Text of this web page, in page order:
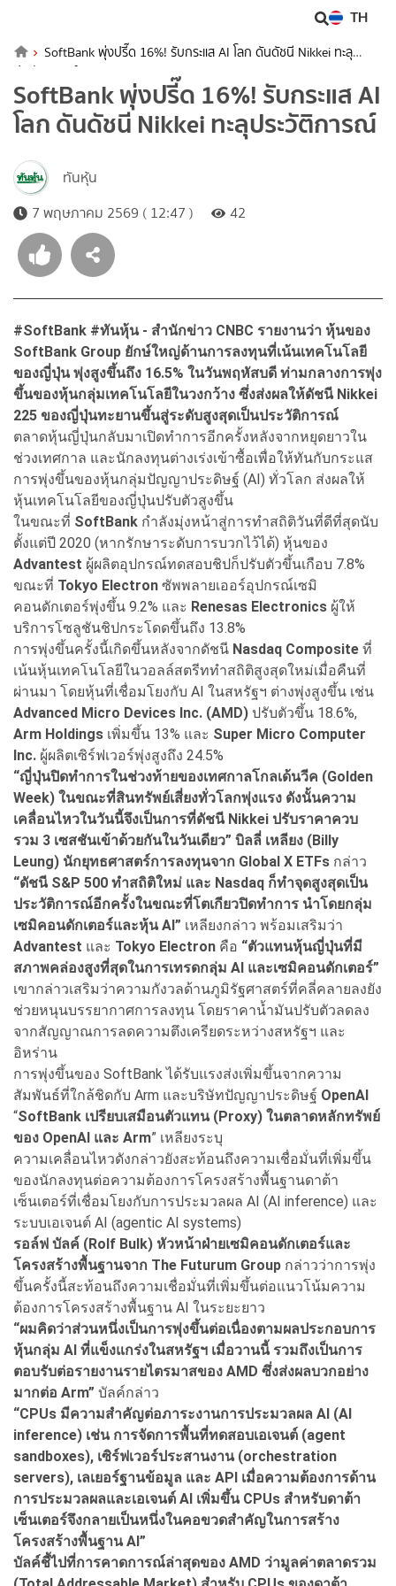
TH
SoftBank พุ่งปรี๊ด 16%! รับกระแส AI โลก ดันดัชนี Nikkei ทะลุ
ประวัติการณ์
SoftBank พุ่งปรี๊ด 16%! รับกระแส AI
โลก ดันดัชนี Nikkei ทะลุประวัติการณ์
ทันหุ้น
7 พฤษภาคม 2569 ( 12:47 )
42
#SoftBank #ทันหุ้น - สำนักข่าว CNBC รายงานว่า หุ้นของ
SoftBank Group ยักษ์ใหญ่ด้านการลงทุนที่เน้นเทคโนโลยี
ของญี่ปุ่น พุ่งสูงขึ้นถึง 16.5% ในวันพฤหัสบดี ท่ามกลางการพุ่ง
ขึ้นของหุ้นกลุ่มเทคโนโลยีในวงกว้าง ซึ่งส่งผลให้ดัชนี Nikkei
225 ของญี่ปุ่นทะยานขึ้นสู่ระดับสูงสุดเป็นประวัติการณ์
ตลาดหุ้นญี่ปุ่นกลับมาเปิดทำการอีกครั้งหลังจากหยุดยาวใน
ช่วงเทศกาล และนักลงทุนต่างเร่งเข้าซื้อเพื่อให้ทันกับกระแส
การพุ่งขึ้นของหุ้นกลุ่มปัญญาประดิษฐ์ (AI) ทั่วโลก ส่งผลให้
หุ้นเทคโนโลยีของญี่ปุ่นปรับตัวสูงขึ้น
ในขณะที่ SoftBank กำลังมุ่งหน้าสู่การทำสถิติวันที่ดีที่สุดนับ
ตั้งแต่ปี 2020 (หากรักษาระดับการบวกไว้ได้) หุ้นของ
Advantest ผู้ผลิตอุปกรณ์ทดสอบชิปก็ปรับตัวขึ้นเกือบ 7.8%
ขณะที่ Tokyo Electron ซัพพลายเออร์อุปกรณ์เซมิ
คอนดักเตอร์พุ่งขึ้น 9.2% และ Renesas Electronics ผู้ให้
บริการโซลูชันชิปกระโดดขึ้นถึง 13.8%
การพุ่งขึ้นครั้งนี้เกิดขึ้นหลังจากดัชนี Nasdaq Composite ที่
เน้นหุ้นเทคโนโลยีในวอลล์สตรีททำสถิติสูงสุดใหม่เมื่อคืนที่
ผ่านมา โดยหุ้นที่เชื่อมโยงกับ AI ในสหรัฐฯ ต่างพุ่งสูงขึ้น เช่น
Advanced Micro Devices Inc. (AMD) ปรับตัวขึ้น 18.6%,
Arm Holdings เพิ่มขึ้น 13% และ Super Micro Computer
Inc. ผู้ผลิตเซิร์ฟเวอร์พุ่งสูงถึง 24.5%
“ญี่ปุ่นปิดทำการในช่วงท้ายของเทศกาลโกลเด้นวีค (Golden
Week) ในขณะที่สินทรัพย์เสี่ยงทั่วโลกพุ่งแรง ดังนั้นความ
เคลื่อนไหวในวันนี้จึงเป็นการที่ดัชนี Nikkei ปรับราคาควบ
รวม 3 เซสชันเข้าด้วยกันในวันเดียว” บิลลี่ เหลียง (Billy
Leung) นักยุทธศาสตร์การลงทุนจาก Global X ETFs กล่าว
“ดัชนี S&P 500 ทำสถิติใหม่ และ Nasdaq ก็ทำจุดสูงสุดเป็น
ประวัติการณ์อีกครั้งในขณะที่โตเกียวปิดทำการ นำโดยกลุ่ม
เซมิคอนดักเตอร์และหุ้น AI” เหลียงกล่าว พร้อมเสริมว่า
Advantest และ Tokyo Electron คือ “ตัวแทนหุ้นญี่ปุ่นที่มี
สภาพคล่องสูงที่สุดในการเทรดกลุ่ม AI และเซมิคอนดักเตอร์”
เขากล่าวเสริมว่าความกังวลด้านภูมิรัฐศาสตร์ที่คลี่คลายลงยัง
ช่วยหนุนบรรยากาศการลงทุน โดยราคาน้ำมันปรับตัวลดลง
จากสัญญาณการลดความตึงเครียดระหว่างสหรัฐฯ และ
อิหร่าน
การพุ่งขึ้นของ SoftBank ได้รับแรงส่งเพิ่มขึ้นจากความ
สัมพันธ์ที่ใกล้ชิดกับ Arm และบริษัทปัญญาประดิษฐ์ OpenAI
“SoftBank เปรียบเสมือนตัวแทน (Proxy) ในตลาดหลักทรัพย์
ของ OpenAI และ Arm” เหลียงระบุ
ความเคลื่อนไหวดังกล่าวยังสะท้อนถึงความเชื่อมั่นที่เพิ่มขึ้น
ของนักลงทุนต่อความต้องการโครงสร้างพื้นฐานดาต้า
เซ็นเตอร์ที่เชื่อมโยงกับการประมวลผล AI (AI inference) และ
ระบบเอเจนต์ AI (agentic AI systems)
รอล์ฟ บัลค์ (Rolf Bulk) หัวหน้าฝ่ายเซมิคอนดักเตอร์และ
โครงสร้างพื้นฐานจาก The Futurum Group กล่าวว่าการพุ่ง
ขึ้นครั้งนี้สะท้อนถึงความเชื่อมั่นที่เพิ่มขึ้นต่อแนวโน้มความ
ต้องการโครงสร้างพื้นฐาน AI ในระยะยาว
“ผมคิดว่าส่วนหนึ่งเป็นการพุ่งขึ้นต่อเนื่องตามผลประกอบการ
หุ้นกลุ่ม AI ที่แข็งแกร่งในสหรัฐฯ เมื่อวานนี้ รวมถึงเป็นการ
ตอบรับต่อรายงานรายไตรมาสของ AMD ซึ่งส่งผลบวกอย่าง
มากต่อ Arm” บัลค์กล่าว
“CPUs มีความสำคัญต่อภาระงานการประมวลผล AI (AI
inference) เช่น การจัดการพื้นที่ทดสอบเอเจนต์ (agent
sandboxes), เซิร์ฟเวอร์ประสานงาน (orchestration
servers), เลเยอร์ฐานข้อมูล และ API เมื่อความต้องการด้าน
การประมวลผลและเอเจนต์ AI เพิ่มขึ้น CPUs สำหรับดาต้า
เซ็นเตอร์จึงกลายเป็นหนึ่งในคอขวดสำคัญในการสร้าง
โครงสร้างพื้นฐาน AI”
บัลค์ชี้ไปที่การคาดการณ์ล่าสุดของ AMD ว่ามูลค่าตลาดรวม